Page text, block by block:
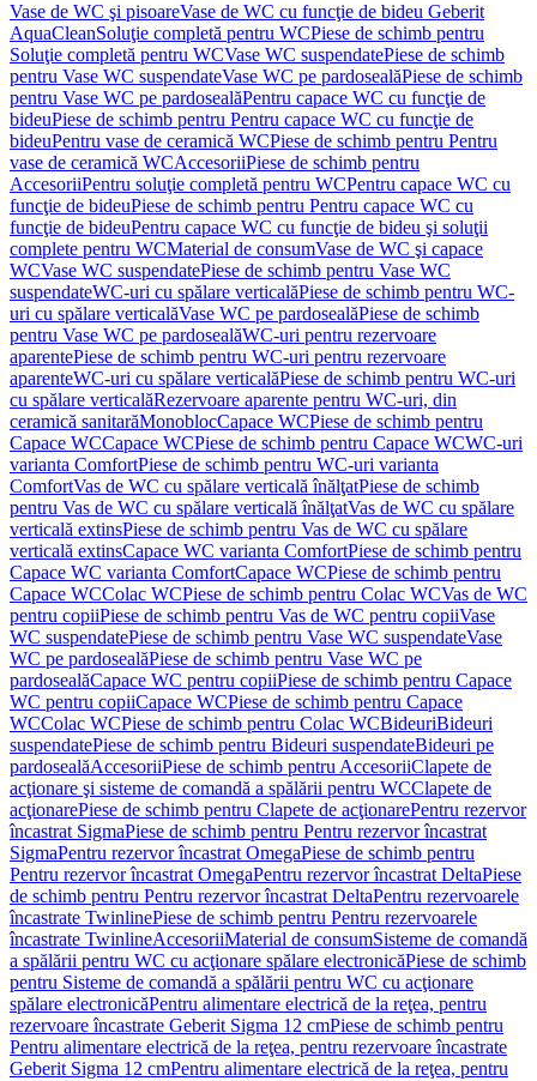
Vase de WC şi pisoareVase de WC cu funcţie de bideu Geberit
AquaCleanSoluţie completă pentru WCPiese de schimb pentru
Soluţie completă pentru WCVase WC suspendatePiese de schimb
pentru Vase WC suspendateVase WC pe pardosealăPiese de schimb
pentru Vase WC pe pardosealăPentru capace WC cu funcţie de
bideuPiese de schimb pentru Pentru capace WC cu funcţie de
bideuPentru vase de ceramică WCPiese de schimb pentru Pentru
vase de ceramică WCAccesoriiPiese de schimb pentru
AccesoriiPentru soluţie completă pentru WCPentru capace WC cu
funcţie de bideuPiese de schimb pentru Pentru capace WC cu
funcţie de bideuPentru capace WC cu funcţie de bideu şi soluţii
complete pentru WCMaterial de consumVase de WC şi capace
WCVase WC suspendatePiese de schimb pentru Vase WC
suspendateWC-uri cu spălare verticalăPiese de schimb pentru WC-
uri cu spălare verticalăVase WC pe pardosealăPiese de schimb
pentru Vase WC pe pardosealăWC-uri pentru rezervoare
aparentePiese de schimb pentru WC-uri pentru rezervoare
aparenteWC-uri cu spălare verticalăPiese de schimb pentru WC-uri
cu spălare verticalăRezervoare aparente pentru WC-uri, din
ceramică sanitarăMonoblocCapace WCPiese de schimb pentru
Capace WCCapace WCPiese de schimb pentru Capace WCWC-uri
varianta ComfortPiese de schimb pentru WC-uri varianta
ComfortVas de WC cu spălare verticală înălţatPiese de schimb
pentru Vas de WC cu spălare verticală înălţatVas de WC cu spălare
verticală extinsPiese de schimb pentru Vas de WC cu spălare
verticală extinsCapace WC varianta ComfortPiese de schimb pentru
Capace WC varianta ComfortCapace WCPiese de schimb pentru
Capace WCColac WCPiese de schimb pentru Colac WCVas de WC
pentru copiiPiese de schimb pentru Vas de WC pentru copiiVase
WC suspendatePiese de schimb pentru Vase WC suspendateVase
WC pe pardosealăPiese de schimb pentru Vase WC pe
pardosealăCapace WC pentru copiiPiese de schimb pentru Capace
WC pentru copiiCapace WCPiese de schimb pentru Capace
WCColac WCPiese de schimb pentru Colac WCBideuriBideuri
suspendatePiese de schimb pentru Bideuri suspendateBideuri pe
pardosealăAccesoriiPiese de schimb pentru AccesoriiClapete de
acţionare şi sisteme de comandă a spălării pentru WCClapete de
acţionarePiese de schimb pentru Clapete de acţionarePentru rezervor
încastrat SigmaPiese de schimb pentru Pentru rezervor încastrat
SigmaPentru rezervor încastrat OmegaPiese de schimb pentru
Pentru rezervor încastrat OmegaPentru rezervor încastrat DeltaPiese
de schimb pentru Pentru rezervor încastrat DeltaPentru rezervoarele
încastrate TwinlinePiese de schimb pentru Pentru rezervoarele
încastrate TwinlineAccesoriiMaterial de consumSisteme de comandă
a spălării pentru WC cu acţionare spălare electronicăPiese de schimb
pentru Sisteme de comandă a spălării pentru WC cu acţionare
spălare electronicăPentru alimentare electrică de la reţea, pentru
rezervoare încastrate Geberit Sigma 12 cmPiese de schimb pentru
Pentru alimentare electrică de la reţea, pentru rezervoare încastrate
Geberit Sigma 12 cmPentru alimentare electrică de la reţea, pentru